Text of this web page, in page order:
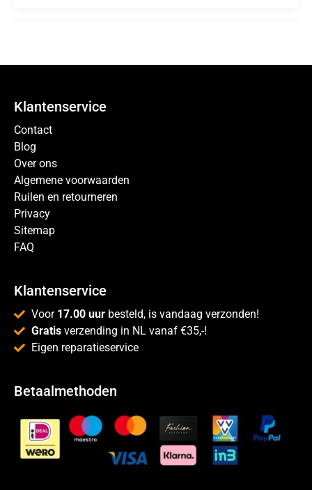
Klantenservice
Contact
Blog
Over ons
Algemene voorwaarden
Ruilen en retourneren
Privacy
Sitemap
FAQ
Klantenservice
Voor 17.00 uur besteld, is vandaag verzonden!
Gratis verzending in NL vanaf €35,-!
Eigen reparatieservice
Betaalmethoden